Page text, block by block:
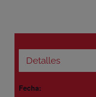
Detalles
Fecha: